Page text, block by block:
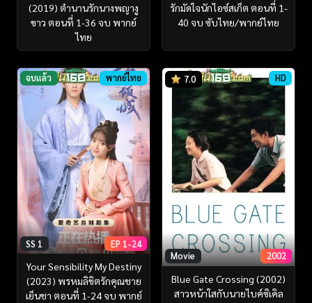
(2019) ตำนานรักนางพญางู
ขาว ตอนที่ 1-36 จบ พากย์
ไทย
รักมัดใจนักไอซ์สเก็ต ตอนที่ 1-
40 จบ ซับไทย/พากย์ไทย
จบแล้ว พากย์ไทย
SS 1 EP 1-24
Your Sensibility My Destiny
(2023) พรหมลิขิตรักคุณชาย
เย็นชา ตอนที่ 1-24 จบ พากย์
7.0 HD
Movie 2002
Blue Gate Crossing (2002)
สาวหน้าใสกับนายไบค์ซิเคิล